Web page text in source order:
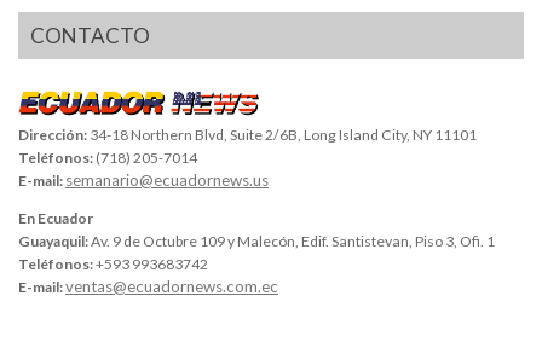
CONTACTO
Dirección: 34-18 Northern Blvd, Suite 2/6B, Long Island City, NY 11101
Teléfonos: (718) 205-7014
E-mail: semanario@ecuadornews.us
En Ecuador
Guayaquil:Av. 9 de Octubre 109 y Malecón, Edif. Santistevan, Piso 3, Ofi. 1
Teléfonos:+593 993683742
E-mail:ventas@ecuadornews.com.ec